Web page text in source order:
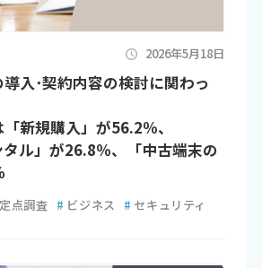
2026年5月18日
入･契約内容の検討に関わっ
新規購入」が56.2％、
タル」が26.8％、「中古端末の
定点調査 # ビジネス # セキュリティ